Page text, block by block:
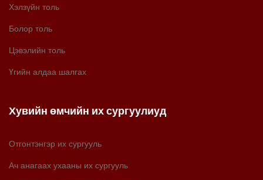
Хэлзүйн толь
Болор толь
Цэвэлийн толь
Үгийн алдаа шалгах
Хувийн өмчийн их сургуулиуд
Отгонтэнгэр их сургууль
Ач анагаах ухааны их сургууль